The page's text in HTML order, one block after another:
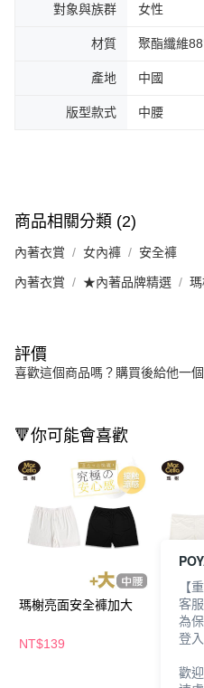
對象與族群 女性
材質 聚酯纖維
產地 中國
版型款式 中腰
商品相關分類 (2)
內著衣賞 女內褲 安全褲
內著衣賞 ★內著品牌精選
評價
喜歡這個商品嗎？購買後給他一
🔻你可能會喜歡
瑪榭亮面安全褲加大
NT$139
瑪榭
【
客
為
登
歡